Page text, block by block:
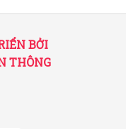
BỞI
THÔNG